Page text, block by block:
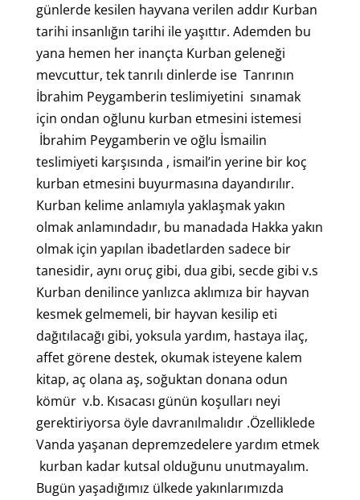
günlerde kesilen hayvana verilen addır Kurban
tarihi insanlığın tarihi ile yaşıttır. Ademden bu
yana hemen her inançta Kurban geleneği
mevcuttur, tek tanrılı dinlerde ise Tanrının
İbrahim Peygamberin teslimiyetini sınamak
için ondan oğlunu kurban etmesini istemesi
İbrahim Peygamberin ve oğlu İsmailin
teslimiyeti karşısında , ismail’in yerine bir koç
kurban etmesini buyurmasına dayandırılır.
Kurban kelime anlamıyla yaklaşmak yakın
olmak anlamındadır, bu manadada Hakka yakın
olmak için yapılan ibadetlarden sadece bir
tanesidir, aynı oruç gibi, dua gibi, secde gibi v.s
Kurban denilince yanlızca aklımıza bir hayvan
kesmek gelmemeli, bir hayvan kesilip eti
dağıtılacağı gibi, yoksula yardım, hastaya ilaç,
affet görene destek, okumak isteyene kalem
kitap, aç olana aş, soğuktan donana odun
kömür v.b. Kısacası günün koşulları neyi
gerektiriyorsa öyle davranılmalıdır .Özelliklede
Vanda yaşanan depremzedelere yardım etmek
kurban kadar kutsal olduğunu unutmayalım.
Bugün yaşadığımız ülkede yakınlarımızda